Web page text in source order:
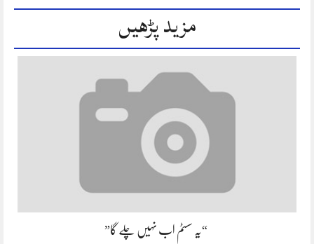
مزید پڑھیں
“یہ سسٹم اب نہیں چلے گا”